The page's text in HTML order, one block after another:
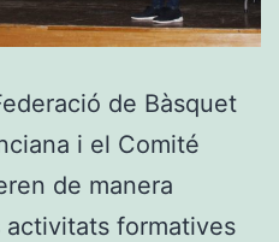
de Bàsquet
i el Comité
de manera
formatives